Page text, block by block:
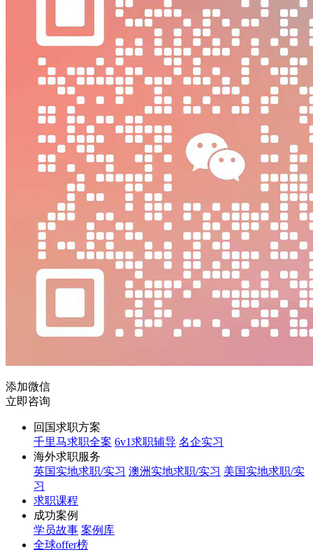
添加微信
立即咨询
回国求职方案
千里马求职全案 6v1求职辅导 名企实习
海外求职服务
英国实地求职/实习 澳洲实地求职/实习 美国实地求职/实
习
求职课程
成功案例
学员故事 案例库
全球offer榜